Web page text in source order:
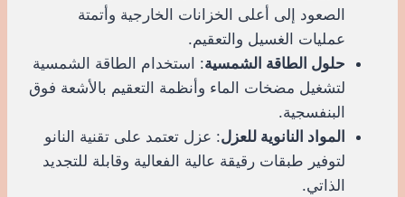
الصعود إلى أعلى الخزانات الخارجية وأتمتة
عمليات الغسيل والتعقيم.
حلول الطاقة الشمسية: استخدام الطاقة الشمسية
لتشغيل مضخات الماء وأنظمة التعقيم بالأشعة فوق
البنفسجية.
المواد النانوية للعزل: عزل تعتمد على تقنية النانو
لتوفير طبقات رقيقة عالية الفعالية وقابلة للتجديد
الذاتي.